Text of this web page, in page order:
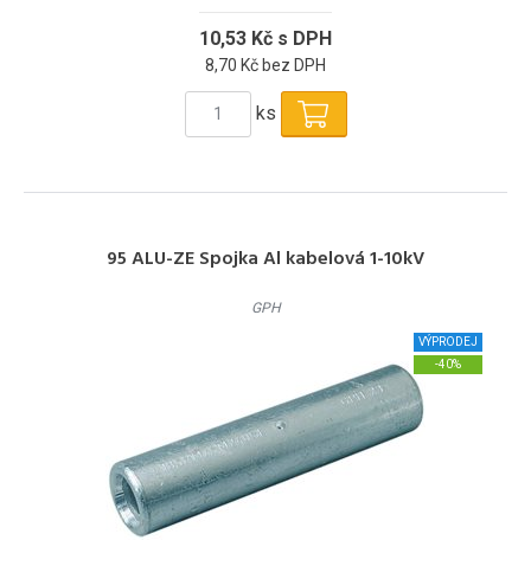
10,53 Kč s DPH
8,70 Kč bez DPH
ks
95 ALU-ZE Spojka Al kabelová 1-10kV
GPH
VÝPRODEJ
-40%